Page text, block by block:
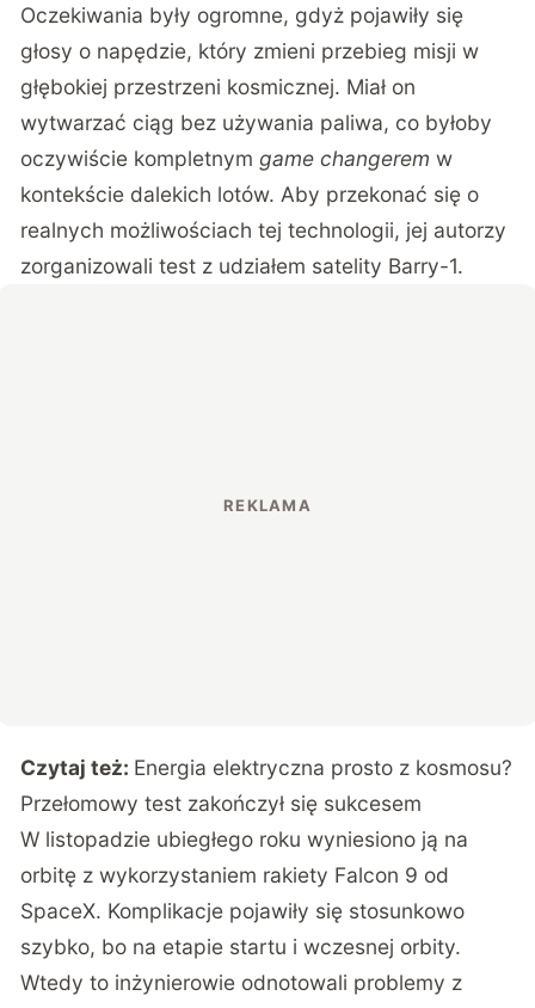
Oczekiwania były ogromne, gdyż pojawiły się
głosy o napędzie, który zmieni przebieg misji w
głębokiej przestrzeni kosmicznej. Miał on
wytwarzać ciąg bez używania paliwa, co byłoby
oczywiście kompletnym game changerem w
kontekście dalekich lotów. Aby przekonać się o
realnych możliwościach tej technologii, jej autorzy
zorganizowali test z udziałem satelity Barry-1.
Czytaj też: Energia elektryczna prosto z kosmosu?
Przełomowy test zakończył się sukcesem
W listopadzie ubiegłego roku wyniesiono ją na
orbitę z wykorzystaniem rakiety Falcon 9 od
SpaceX. Komplikacje pojawiły się stosunkowo
szybko, bo na etapie startu i wczesnej orbity.
Wtedy to inżynierowie odnotowali problemy z